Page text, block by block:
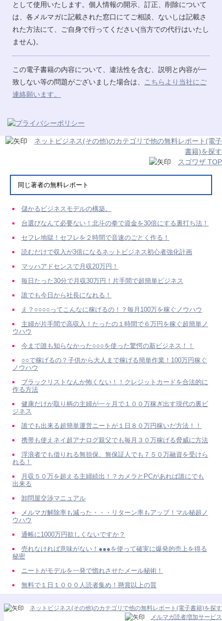
として使用いたします。個人情報の開示、訂正、削除について
は、各メルマガに記載された窓口にてご相談、ないしは記載さ
れた方法にて、ご自身で行ってください(当方での代行はいたし
ません)。
この電子書籍の内容について、違法性を含む、説明と内容が一
致しない等の問題がございました場合は、
こちらより当社にご
連絡願います。
ネットビジネス(その他)のカテゴリで他の無料レポート(電子
書籍)を探す
スゴワザ TOP
同じ著者の無料レポート
儲かるビジネスモデルの構築。
台選びなんて必要ない！北斗の拳で資金を30倍にする裏打ち法！
セフレ地獄！セフレを２時間で音速のごとく作る！
読むだけで収入が3倍になるネットビジネス初心者強化計画
マッハアドセンスで月収20万円！
毎日たった30分で月収30万円！片手間で超簡単ビジネス
誰でも今日から社長になれる！
え？○○○○ってこんなに稼げるの！？毎月100万を稼ぐノウハウ
主婦が片手間で高収入！たったの１時間で６万円を稼ぐ超簡単ノ
ウハウ
今まで誰も知らなかった○○○を使った驚愕の新ビジネス！！
○○で稼げるの？子供から大人まで稼げる簡単作業！100万円稼ぐ
ノウハウ
ブラックリストなんか怖くない！！クレジットカードを合法的に
作る方法
健康だけが取り柄の主婦が一ヶ月で１００万稼ぎ出す現代の裏ビ
ジネス
誰でも出来る超簡単運営ニートが１日８０万円稼いだ方法！！
携帯も使えネイ超アナログ親父でも毎月３０万稼げる脅威に方法
浮浪者でも借りれる無担保、無保証人でも７５０万融資を受けら
れる！
月収５０万を超える主婦続出！？カメラとPCがあれば誰にでも
出来る
卸問屋交渉マニュアル
メルマガ解除率も減った・・・リターン率もアップ！マル秘超ノ
ウハウ
通帳に1000万円欲しくないですか？
売れなければ意味がない！●●●を使って確実に爆発的売上を得る
秘密
ニートがモデルを一発で惚れさせたメール秘術！
無料で１日１０００人読者集め！懸賞以上の質
ネットビジネス(その他)のカテゴリで他の無料レポート(電子書籍)を探す
メルマガ読者増加サービス